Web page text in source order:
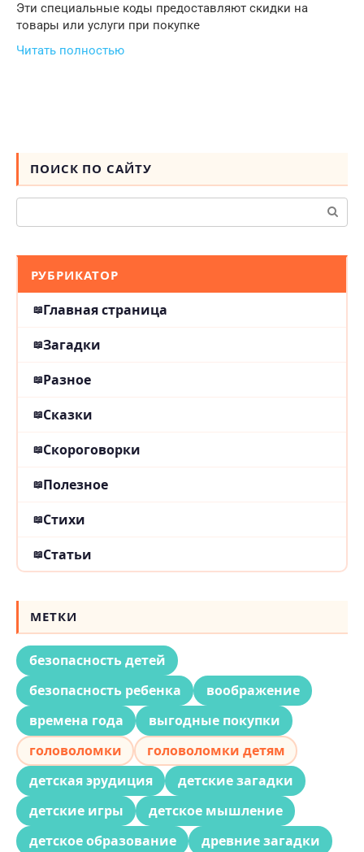
Эти специальные коды предоставляют скидки на
товары или услуги при покупке
Читать полностью
ПОИСК ПО САЙТУ
Поиск:
РУБРИКАТОР
Главная страница
Загадки
Разное
Сказки
Скороговорки
Полезное
Стихи
Статьи
МЕТКИ
безопасность детей
безопасность ребенка
воображение
времена года
выгодные покупки
головоломки
головоломки детям
детская эрудиция
детские загадки
детские игры
детское мышление
детское образование
древние загадки